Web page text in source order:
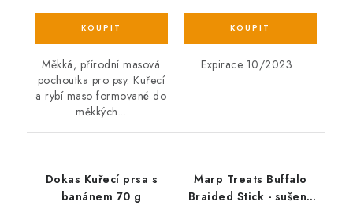
Měkká, přírodní masová
pochoutka pro psy. Kuřecí
a rybí maso formované do
měkkých...
Expirace 10/2023
Dokas Kuřecí prsa s
banánem 70 g
Marp Treats Buffalo
Braided Stick - sušený